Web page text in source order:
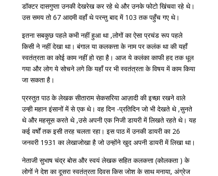
डॉक्टर दासगुप्ता उनकी देखरेख कर रहे थे और उनके फोटो खिंचवा रहे थे।
उस समय तो 67 आदमी वहाँ थे परन्तु बाद में 103 तक पहुँच गए थे।
इतना सबकुछ पहले कभी नहीं हुआ था ,लोगों का ऐसा प्रचंड रूप पहले
किसी ने नहीं देखा था। बंगाल या कलकत्ता के नाम पर कलंक था की यहाँ
स्वतंत्रता का कोई काम नहीं हो रहा है। आज ये कलंका काफी हद तक धूल
गया और लोग ये सोचने लगे कि यहाँ पर भी स्वतंत्रता के विषय में काम किया
जा सकता है।
प्रस्तुत पाठ के लेखक सीताराम सेकसरिया आज़ादी की इच्छा रखने वाले
उन्ही महान इंसानों में से एक थे। वह दिन -प्रतिदिन जो भी देखते थे ,सुनते
थे और महसूस करते थे ,उसे अपनी एक निजी डायरी में लिखते रहते थे। यह
कई वर्षों तक इसी तरह चलता रहा। इस पाठ में उनकी डायरी का 26
जनवरी 1931 का लेखाजोखा है जो उन्होंने खुद अपनी डायरी में लिखा था।
नेताजी सुभाष चंद्र बोस और स्वयं लेखक सहित कलकत्ता (कोलकता ) के
लोगों ने देश का दूसरा स्वतंत्रता दिवस किस जोश के साथ मनाया, अंग्रेज